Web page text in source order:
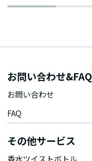
お問い合わせ&FAQ
お問い合わせ
FAQ
その他サービス